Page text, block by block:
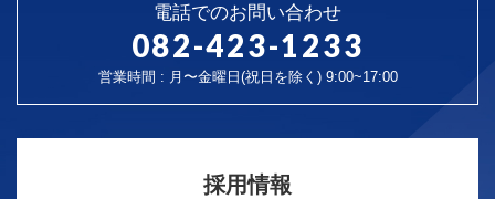
電話でのお問い合わせ
082-423-1233
営業時間 : 月〜金曜日(祝日を除く) 9:00~17:00
採用情報